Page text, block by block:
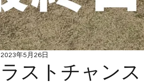
ラストチャンス
2023年5月26日